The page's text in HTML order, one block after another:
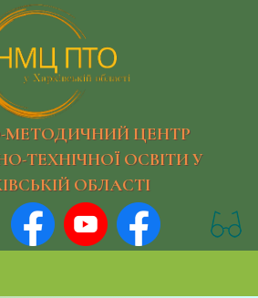
МЕТОДИЧНИЙ ЦЕНТР
ТЕХНІЧНОЇ ОСВІТИ У
ОБЛАСТІ